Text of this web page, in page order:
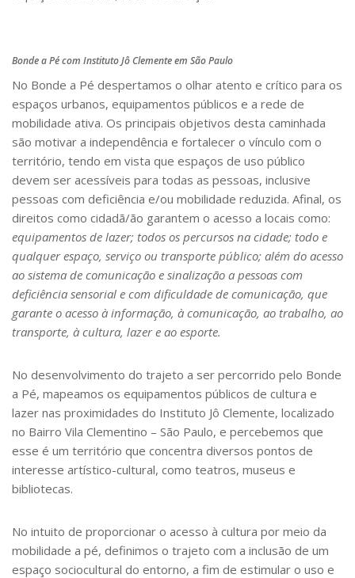
Bonde a Pé com Instituto Jô Clemente em São Paulo
No Bonde a Pé despertamos o olhar atento e crítico para os
espaços urbanos, equipamentos públicos e a rede de
mobilidade ativa. Os principais objetivos desta caminhada
são motivar a independência e fortalecer o vínculo com o
território, tendo em vista que espaços de uso público
devem ser acessíveis para todas as pessoas, inclusive
pessoas com deficiência e/ou mobilidade reduzida. Afinal, os
direitos como cidadã/ão garantem o acesso a locais como:
equipamentos de lazer; todos os percursos na cidade; todo e
qualquer espaço, serviço ou transporte público; além do acesso
ao sistema de comunicação e sinalização a pessoas com
deficiência sensorial e com dificuldade de comunicação, que
garante o acesso à informação, à comunicação, ao trabalho, ao
transporte, à cultura, lazer e ao esporte.
No desenvolvimento do trajeto a ser percorrido pelo Bonde
a Pé, mapeamos os equipamentos públicos de cultura e
lazer nas proximidades do Instituto Jô Clemente, localizado
no Bairro Vila Clementino – São Paulo, e percebemos que
esse é um território que concentra diversos pontos de
interesse artístico-cultural, como teatros, museus e
bibliotecas.
No intuito de proporcionar o acesso à cultura por meio da
mobilidade a pé, definimos o trajeto com a inclusão de um
espaço sociocultural do entorno, a fim de estimular o uso e